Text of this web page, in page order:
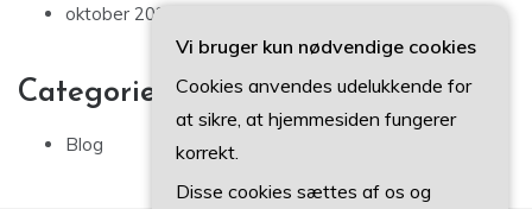
oktober 2025
Categories
Blog
Vi bruger kun nødvendige cookies
Cookies anvendes udelukkende for
at sikre, at hjemmesiden fungerer
korrekt.
Disse cookies sættes af os og